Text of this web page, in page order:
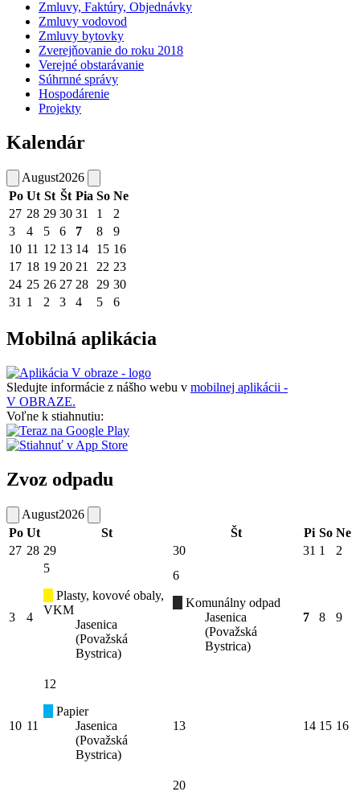
Zmluvy, Faktúry, Objednávky
Zmluvy vodovod
Zmluvy bytovky
Zverejňovanie do roku 2018
Verejné obstarávanie
Súhrnné správy
Hospodárenie
Projekty
Kalendár
August2026
Po Ut St Št Pia So Ne
27 28 29 30 31 1
2
3
4 5 6 7 8
9
10 11 12 13 14 15 16
17 18 19 20 21 22 23
24 25 26 27 28 29 30
31 1 2 3 4 5 6
Mobilná aplikácia
Sledujte informácie z nášho webu v mobilnej aplikácii -
V OBRAZE.
Voľne k stiahnutiu:
Zvoz odpadu
August2026
Po Ut St Št Pi So Ne
27 28 29 30 31 1 2
3 4
5
Plasty, kovové obaly,
VKM
Jasenica
(Považská
Bystrica)
6
Komunálny odpad
Jasenica
(Považská
Bystrica)
7 8 9
10 11
12
Papier
Jasenica
(Považská
Bystrica)
13 14 15 16
20